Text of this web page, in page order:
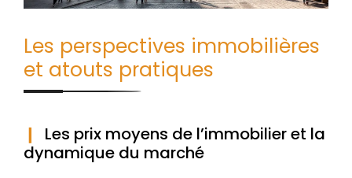
Les perspectives immobilières
et atouts pratiques
Les prix moyens de l’immobilier et la
dynamique du marché